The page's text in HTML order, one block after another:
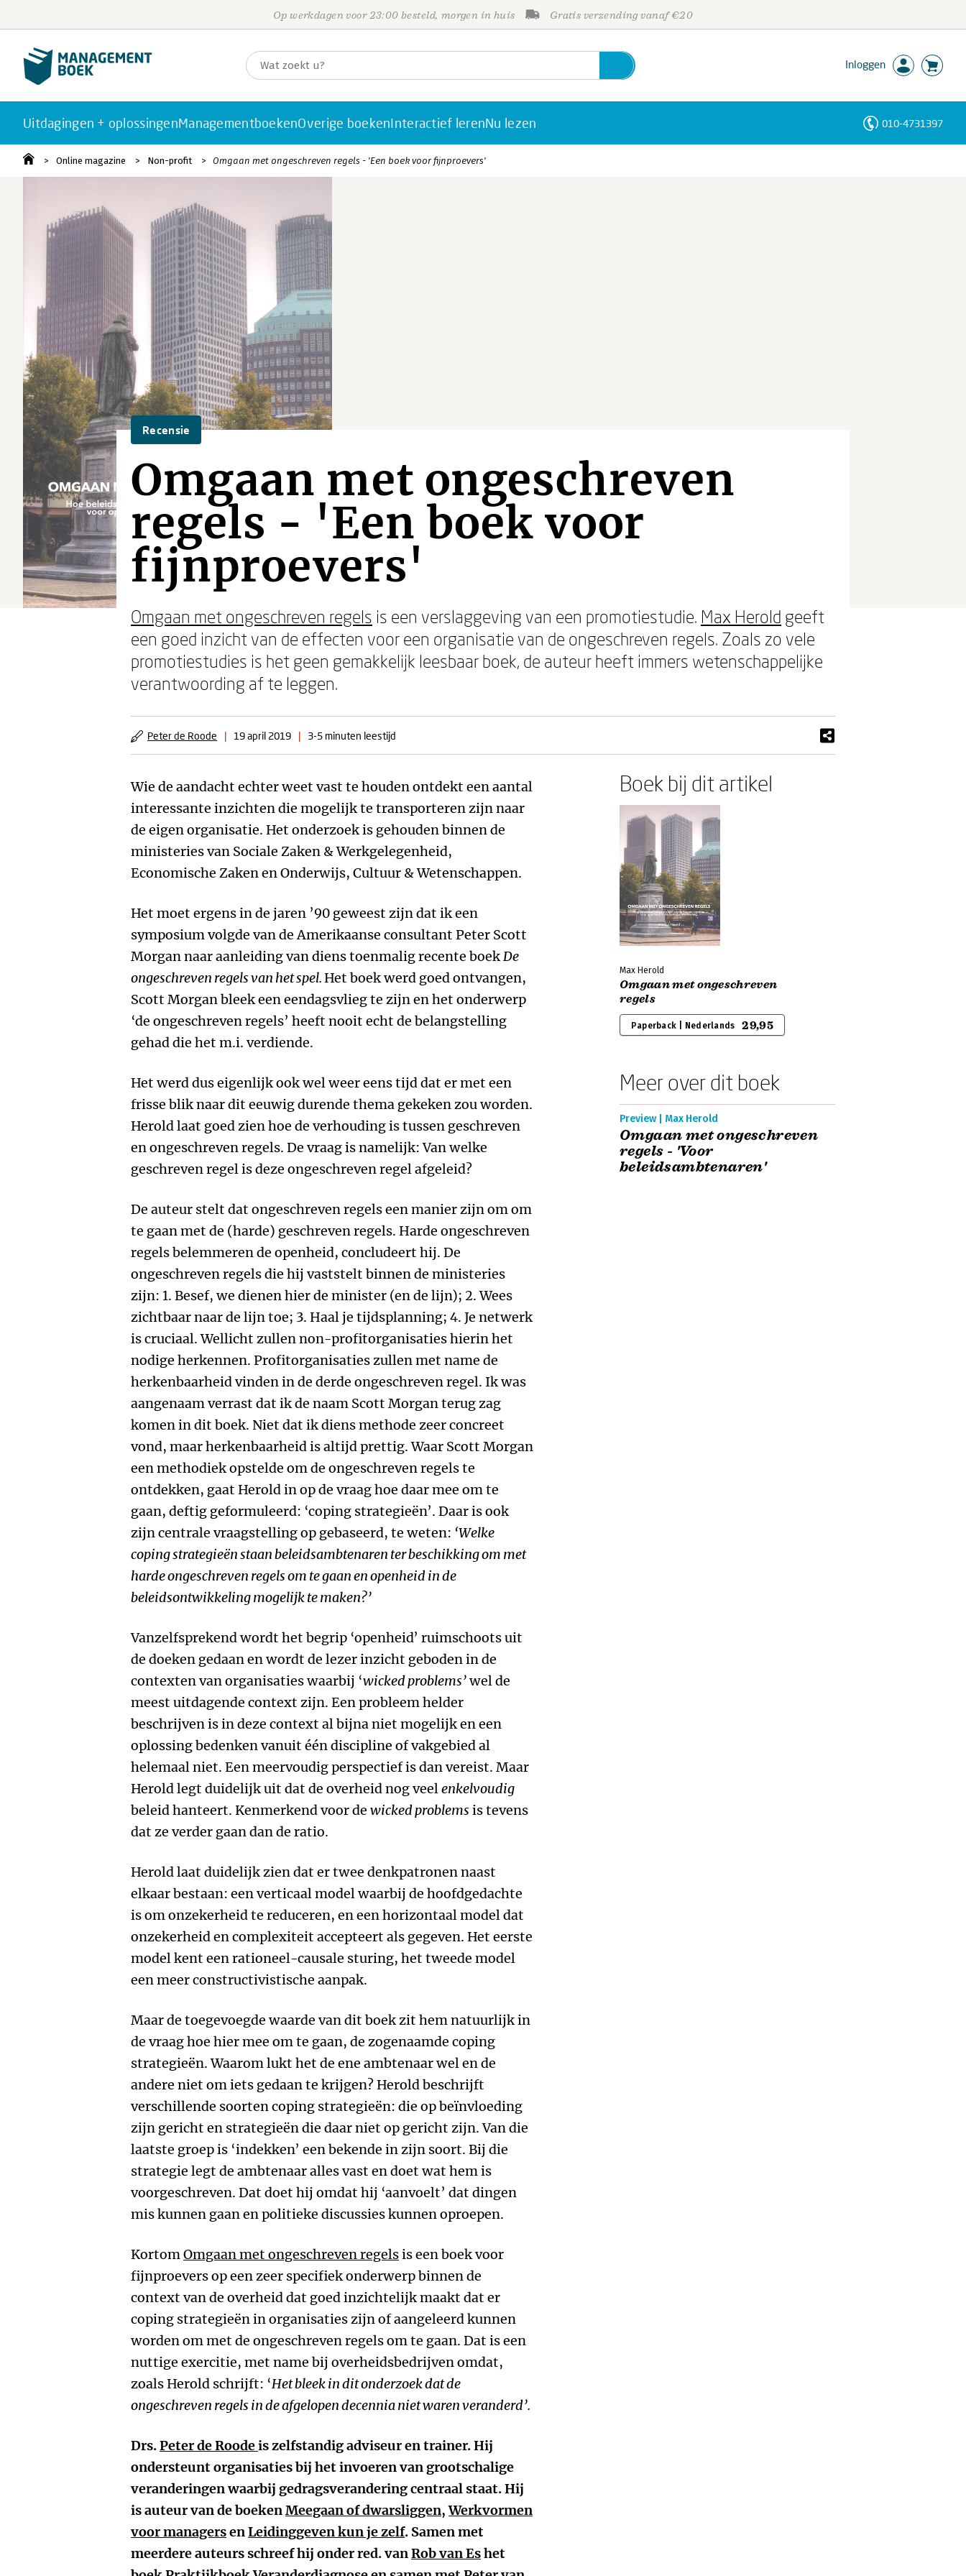
Op werkdagen voor 23:00 besteld, morgen in huis Gratis verzending vanaf €20
Inloggen
Uitdagingen + oplossingenManagementboekenOverige boekenInteractief lerenNu lezen 010-4731397
Online magazine Non-profit Omgaan met ongeschreven regels - 'Een boek voor fijnproevers'
Recensie
Omgaan met ongeschreven
regels - 'Een boek voor
fijnproevers'
Omgaan met ongeschreven regels is een verslaggeving van een promotiestudie. Max Herold geeft
een goed inzicht van de effecten voor een organisatie van de ongeschreven regels. Zoals zo vele
promotiestudies is het geen gemakkelijk leesbaar boek, de auteur heeft immers wetenschappelijke
verantwoording af te leggen.
Peter de Roode | 19 april 2019 | 3-5 minuten leestijd
Wie de aandacht echter weet vast te houden ontdekt een aantal
interessante inzichten die mogelijk te transporteren zijn naar
de eigen organisatie. Het onderzoek is gehouden binnen de
ministeries van Sociale Zaken & Werkgelegenheid,
Economische Zaken en Onderwijs, Cultuur & Wetenschappen.
Het moet ergens in de jaren ’90 geweest zijn dat ik een
symposium volgde van de Amerikaanse consultant Peter Scott
Morgan naar aanleiding van diens toenmalig recente boekDe
ongeschreven regels van het spel.Het boek werd goed ontvangen,
Scott Morgan bleek een eendagsvlieg te zijn en het onderwerp
‘de ongeschreven regels’ heeft nooit echt de belangstelling
gehad die het m.i. verdiende.
Het werd dus eigenlijk ook wel weer eens tijd dat er met een
frisse blik naar dit eeuwig durende thema gekeken zou worden.
Herold laat goed zien hoe de verhouding is tussen geschreven
en ongeschreven regels. De vraag is namelijk: Van welke
geschreven regel is deze ongeschreven regel afgeleid?
De auteur stelt dat ongeschreven regels een manier zijn om om
te gaan met de (harde) geschreven regels. Harde ongeschreven
regels belemmeren de openheid, concludeert hij. De
ongeschreven regels die hij vaststelt binnen de ministeries
zijn: 1. Besef, we dienen hier de minister (en de lijn); 2. Wees
zichtbaar naar de lijn toe; 3. Haal je tijdsplanning; 4. Je netwerk
is cruciaal. Wellicht zullen non-profitorganisaties hierin het
nodige herkennen. Profitorganisaties zullen met name de
herkenbaarheid vinden in de derde ongeschreven regel. Ik was
aangenaam verrast dat ik de naam Scott Morgan terug zag
komen in dit boek. Niet dat ik diens methode zeer concreet
vond, maar herkenbaarheid is altijd prettig. Waar Scott Morgan
een methodiek opstelde om de ongeschreven regels te
ontdekken, gaat Herold in op de vraag hoe daar mee om te
gaan, deftig geformuleerd: ‘coping strategieën’. Daar is ook
zijn centrale vraagstelling op gebaseerd, te weten: ‘Welke
coping strategieën staan beleidsambtenaren ter beschikking om met
harde ongeschreven regels om te gaan en openheid in de
beleidsontwikkeling mogelijk te maken?’
Vanzelfsprekend wordt het begrip ‘openheid’ ruimschoots uit
de doeken gedaan en wordt de lezer inzicht geboden in de
contexten van organisaties waarbij ‘wicked problems’wel de
meest uitdagende context zijn. Een probleem helder
beschrijven is in deze context al bijna niet mogelijk en een
oplossing bedenken vanuit één discipline of vakgebied al
helemaal niet. Een meervoudig perspectief is dan vereist. Maar
Herold legt duidelijk uit dat de overheid nog veelenkelvoudig
beleid hanteert. Kenmerkend voor de wicked problems is tevens
dat ze verder gaan dan de ratio.
Herold laat duidelijk zien dat er twee denkpatronen naast
elkaar bestaan: een verticaal model waarbij de hoofdgedachte
is om onzekerheid te reduceren, en een horizontaal model dat
onzekerheid en complexiteit accepteert als gegeven. Het eerste
model kent een rationeel-causale sturing, het tweede model
een meer constructivistische aanpak.
Maar de toegevoegde waarde van dit boek zit hem natuurlijk in
de vraag hoe hier mee om te gaan, de zogenaamde coping
strategieën. Waarom lukt het de ene ambtenaar wel en de
andere niet om iets gedaan te krijgen? Herold beschrijft
verschillende soorten coping strategieën: die op beïnvloeding
zijn gericht en strategieën die daar niet op gericht zijn. Van die
laatste groep is ‘indekken’ een bekende in zijn soort. Bij die
strategie legt de ambtenaar alles vast en doet wat hem is
voorgeschreven. Dat doet hij omdat hij ‘aanvoelt’ dat dingen
mis kunnen gaan en politieke discussies kunnen oproepen.
KortomOmgaan met ongeschreven regelsis een boek voor
fijnproevers op een zeer specifiek onderwerp binnen de
context van de overheid dat goed inzichtelijk maakt dat er
coping strategieën in organisaties zijn of aangeleerd kunnen
worden om met de ongeschreven regels om te gaan. Dat is een
nuttige exercitie, met name bij overheidsbedrijven omdat,
zoals Herold schrijft: ‘Het bleek in dit onderzoek dat de
ongeschreven regels in de afgelopen decennia niet waren veranderd’.
Drs.Peter de Roodeis zelfstandig adviseur en trainer. Hij
ondersteunt organisaties bij het invoeren van grootschalige
veranderingen waarbij gedragsverandering centraal staat. Hij
is auteur van de boekenMeegaan of dwarsliggen,Werkvormen
voor managersenLeidinggeven kun je zelf. Samen met
meerdere auteurs schreef hij onder red. vanRob van Eshet
Boek bij dit artikel
Max Herold
Omgaan met ongeschreven
regels
Paperback | Nederlands 29,95
Meer over dit boek
Preview | Max Herold
Omgaan met ongeschreven
regels - 'Voor
beleidsambtenaren'
Personen